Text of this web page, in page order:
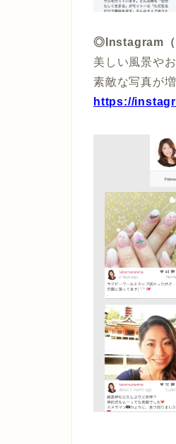
◎Instagram（
美しい風景や
素敵な写真が
https://